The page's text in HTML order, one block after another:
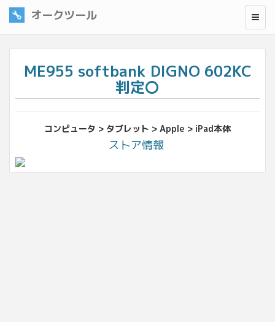
オークツール
ME955 softbank DIGNO 602KC
判定〇
コンピュータ > タブレット > Apple > iPad本体
ストア情報